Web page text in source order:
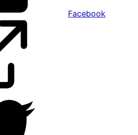
Facebook